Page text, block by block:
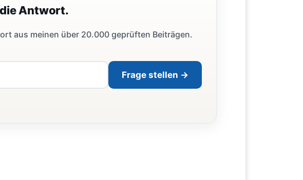
die Antwort.
aus meinen über 20.000 geprüften Beiträgen.
Frage stellen →